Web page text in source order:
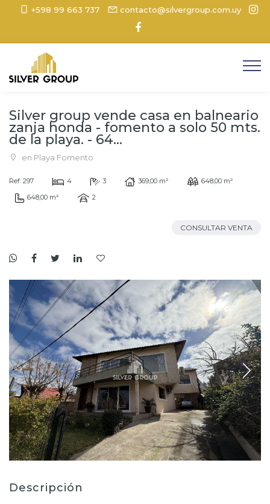
+598 99 663 737 contacto@silvergroup.com.uy
Silver group vende casa en balneario
zanja honda - fomento a solo 50 mts.
de la playa. - 64...
en Playa Fomento
Ref: 297 4 3 369,00 m²
648,00 m²
648,00 m²
2
CONSULTAR VENTA
Descripción